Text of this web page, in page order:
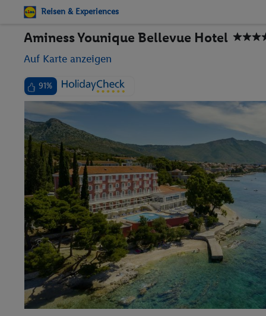
Reisen & Experiences
Aminess Younique Bellevue Hotel
Auf Karte anzeigen
91%